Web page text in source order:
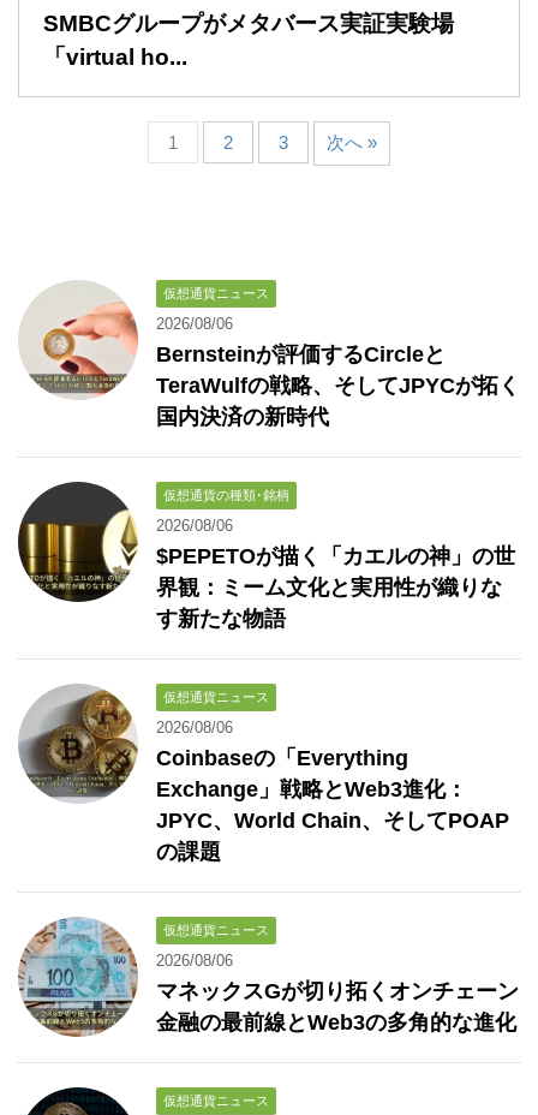
SMBCグループがメタバース実証実験場
「virtual ho...
1 2 3 次へ »
仮想通貨ニュース
2026/08/06
Bernsteinが評価するCircleと
TeraWulfの戦略、そしてJPYCが拓く
国内決済の新時代
仮想通貨の種類･銘柄
2026/08/06
$PEPETOが描く「カエルの神」の世
界観：ミーム文化と実用性が織りな
す新たな物語
仮想通貨ニュース
2026/08/06
Coinbaseの「Everything
Exchange」戦略とWeb3進化：
JPYC、World Chain、そしてPOAP
の課題
仮想通貨ニュース
2026/08/06
マネックスGが切り拓くオンチェーン
金融の最前線とWeb3の多角的な進化
仮想通貨ニュース